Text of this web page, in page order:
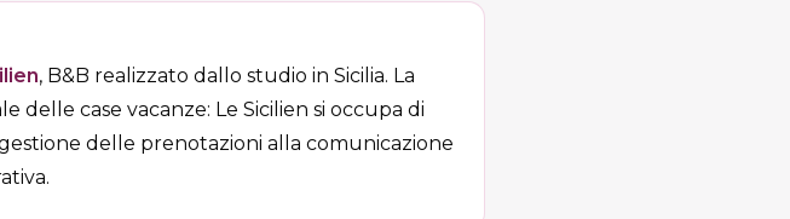
, B&B realizzato dallo studio in Sicilia. La
case vacanze: Le Sicilien si occupa di
delle prenotazioni alla comunicazione